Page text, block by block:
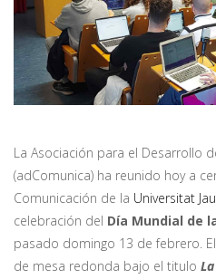
La Asociación para el Desarrollo
(adComunica) ha reunido hoy a
Comunicación de la Universitat
celebración del Día Mundial de
pasado domingo 13 de febrero.
de mesa redonda bajo el titulo